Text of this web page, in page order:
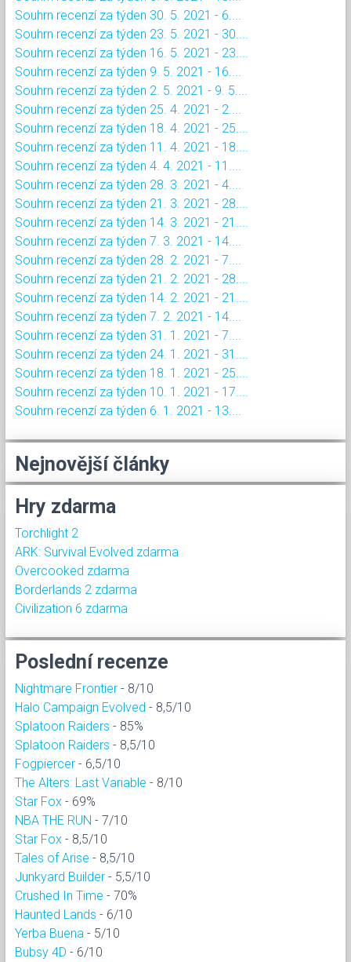
Souhrn recenzí za týden 30. 5. 2021 - 6....
Souhrn recenzí za týden 23. 5. 2021 - 30....
Souhrn recenzí za týden 16. 5. 2021 - 23....
Souhrn recenzí za týden 9. 5. 2021 - 16....
Souhrn recenzí za týden 2. 5. 2021 - 9. 5....
Souhrn recenzí za týden 25. 4. 2021 - 2....
Souhrn recenzí za týden 18. 4. 2021 - 25....
Souhrn recenzí za týden 11. 4. 2021 - 18....
Souhrn recenzí za týden 4. 4. 2021 - 11....
Souhrn recenzí za týden 28. 3. 2021 - 4....
Souhrn recenzí za týden 21. 3. 2021 - 28....
Souhrn recenzí za týden 14. 3. 2021 - 21....
Souhrn recenzí za týden 7. 3. 2021 - 14....
Souhrn recenzí za týden 28. 2. 2021 - 7....
Souhrn recenzí za týden 21. 2. 2021 - 28....
Souhrn recenzí za týden 14. 2. 2021 - 21....
Souhrn recenzí za týden 7. 2. 2021 - 14....
Souhrn recenzí za týden 31. 1. 2021 - 7....
Souhrn recenzí za týden 24. 1. 2021 - 31....
Souhrn recenzí za týden 18. 1. 2021 - 25....
Souhrn recenzí za týden 10. 1. 2021 - 17....
Souhrn recenzí za týden 6. 1. 2021 - 13....
Nejnovější články
Hry zdarma
Torchlight 2
ARK: Survival Evolved zdarma
Overcooked zdarma
Borderlands 2 zdarma
Civilization 6 zdarma
Poslední recenze
Nightmare Frontier - 8/10
Halo Campaign Evolved - 8,5/10
Splatoon Raiders - 85%
Splatoon Raiders - 8,5/10
Fogpiercer - 6,5/10
The Alters: Last Variable - 8/10
Star Fox - 69%
NBA THE RUN - 7/10
Star Fox - 8,5/10
Tales of Arise - 8,5/10
Junkyard Builder - 5,5/10
Crushed In Time - 70%
Haunted Lands - 6/10
Yerba Buena - 5/10
Bubsy 4D - 6/10